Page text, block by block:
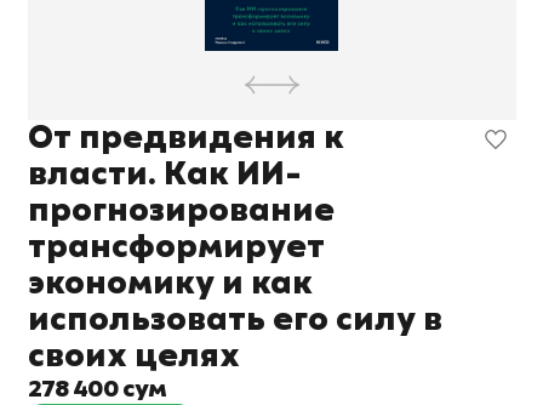
От предвидения к
власти. Как ИИ-
прогнозирование
трансформирует
экономику и как
использовать его силу в
своих целях
278 400 сум